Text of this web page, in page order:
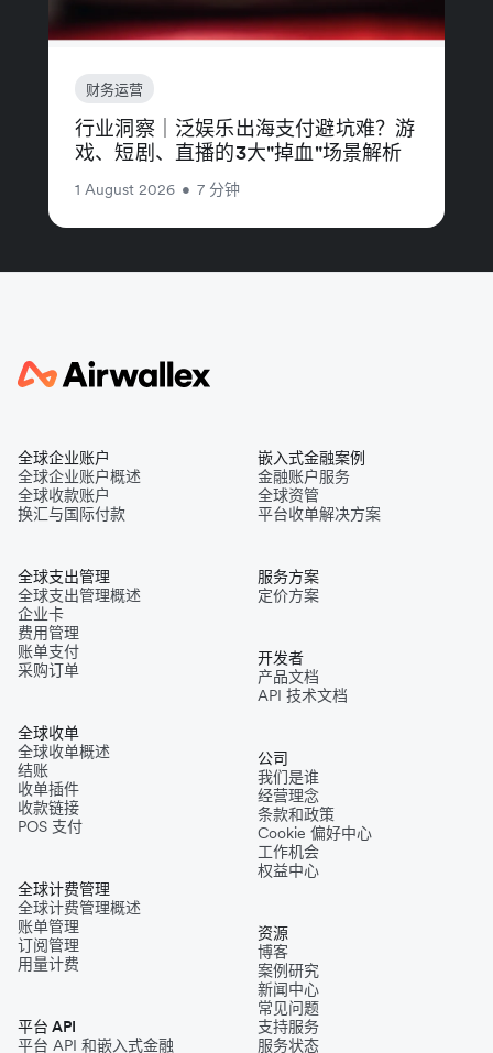
财务运营
行业洞察｜泛娱乐出海支付避坑难？游
戏、短剧、直播的3大"掉血"场景解析
1 August 2026 • 7 分钟
全球企业账户
全球企业账户概述
全球收款账户
换汇与国际付款
全球支出管理
全球支出管理概述
企业卡
费用管理
账单支付
采购订单
全球收单
全球收单概述
结账
收单插件
收款链接
POS 支付
全球计费管理
全球计费管理概述
账单管理
订阅管理
用量计费
平台 API
平台 API 和嵌入式金融
嵌入式金融案例
金融账户服务
全球资管
平台收单解决方案
服务方案
定价方案
开发者
产品文档
API 技术文档
公司
我们是谁
经营理念
条款和政策
Cookie 偏好中心
工作机会
权益中心
资源
博客
案例研究
新闻中心
常见问题
支持服务
服务状态